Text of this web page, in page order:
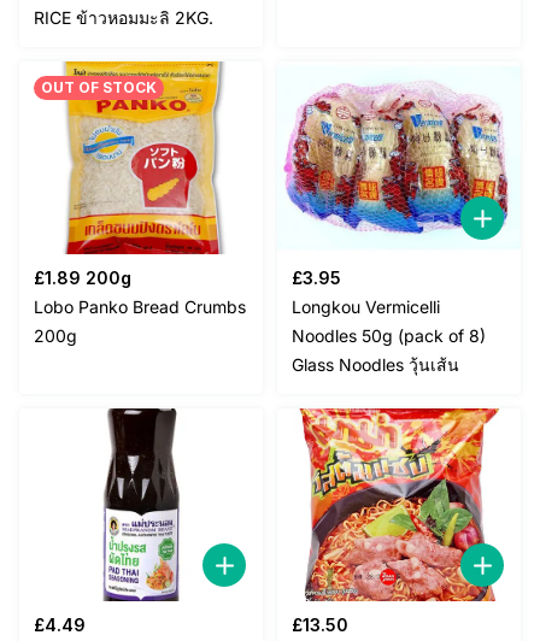
RICE ข้าวหอมมะลิ 2KG.
OUT OF STOCK
£1.89 200g
Lobo Panko Bread Crumbs
200g
£3.95
Longkou Vermicelli
Noodles 50g (pack of 8)
Glass Noodles วุ้นเส้น
£4.49
£13.50